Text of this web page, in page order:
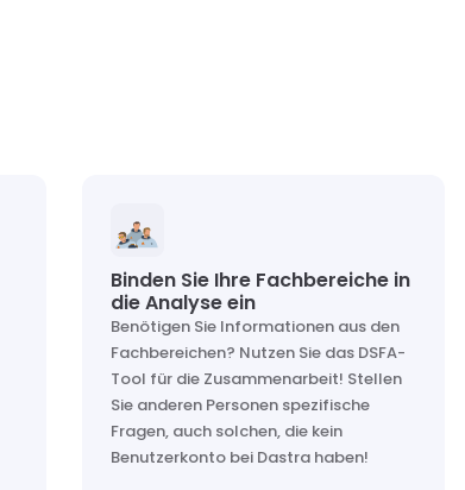
Binden Sie Ihre Fachbereiche in
die Analyse ein
Benötigen Sie Informationen aus den
Fachbereichen? Nutzen Sie das DSFA-
Tool für die Zusammenarbeit! Stellen
Sie anderen Personen spezifische
Fragen, auch solchen, die kein
Benutzerkonto bei Dastra haben!